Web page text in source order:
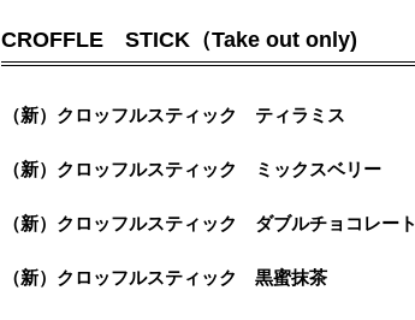
CROFFLE STICK（Take out only)
（新）クロッフルスティック ティラミス
（新）クロッフルスティック ミックスベリー
（新）クロッフルスティック ダブルチョコレート
（新）クロッフルスティック 黒蜜抹茶